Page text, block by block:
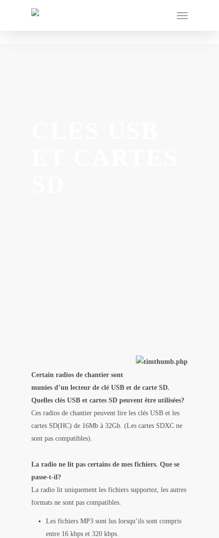
Certain radios de chantier sont
munies d’un lecteur de clé USB et de carte SD.
Quelles clés USB et cartes SD peuvent être utilisées?
Ces radios de chantier peuvent lire les clés USB et les
cartes SD(HC) de 16Mb à 32Gb. (Les cartes SDXC ne
sont pas compatibles).
La radio ne lit pas certains de mes fichiers. Que se
passe-t-il?
La radio lit uniquement les fichiers supportez, les autres
formats ne sont pas compatibles.
Les fichiers MP3 sont lus lorsqu’ils sont compris
entre 16 kbps et 320 kbps.